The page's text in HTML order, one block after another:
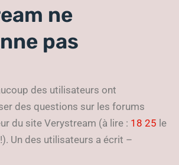
ne
pas
des utilisateurs ont
des questions sur les forums
du site Verystream (à lire : 18 25 le
Un des utilisateurs a écrit –